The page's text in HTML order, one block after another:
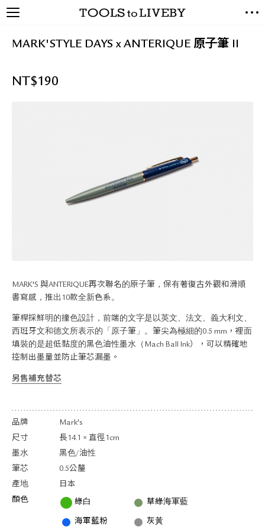
MARK'STYLE DAYS x ANTERIQUE 原子筆 II
NT$190
MARK'S 與ANTERIQUE再次聯名的原子筆，保有著復古外觀和滑順
書寫感，推出10款全新色系。
筆桿採鮮明的撞色設計，前端的文字是以英文、法文、義大利文、
西班牙文和德文所表示的「原子筆」。筆尖為極細的0.5 mm，裡面
填裝的是超低黏度的黑色油性墨水（Mach Ball Ink），可以精確地
控制出墨量並防止筆芯漏墨。
另售補充替芯
品牌
Mark's
尺寸
長14.1 × 直徑1cm
墨水
黑色/油性
筆芯
0.5公釐
產地
日本
顏色
綠白 草綠海軍藍
海軍藍粉 灰黃
EXCLUSIVES
LIVING TOOLS
媒體報導
常見問題
隱私政策
網站地圖